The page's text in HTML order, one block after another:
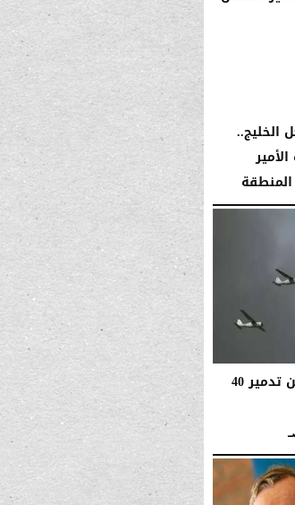
الخليج..
الجيش الروسي يعلن تدمير 40